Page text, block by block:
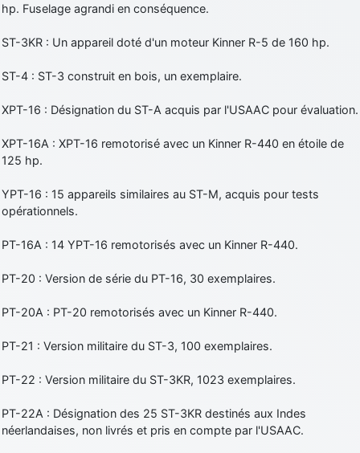
hp. Fuselage agrandi en conséquence.
ST-3KR : Un appareil doté d'un moteur Kinner R-5 de 160 hp.
ST-4 : ST-3 construit en bois, un exemplaire.
XPT-16 : Désignation du ST-A acquis par l'USAAC pour évaluation.
XPT-16A : XPT-16 remotorisé avec un Kinner R-440 en étoile de
125 hp.
YPT-16 : 15 appareils similaires au ST-M, acquis pour tests
opérationnels.
PT-16A : 14 YPT-16 remotorisés avec un Kinner R-440.
PT-20 : Version de série du PT-16, 30 exemplaires.
PT-20A : PT-20 remotorisés avec un Kinner R-440.
PT-21 : Version militaire du ST-3, 100 exemplaires.
PT-22 : Version militaire du ST-3KR, 1023 exemplaires.
PT-22A : Désignation des 25 ST-3KR destinés aux Indes
néerlandaises, non livrés et pris en compte par l'USAAC.